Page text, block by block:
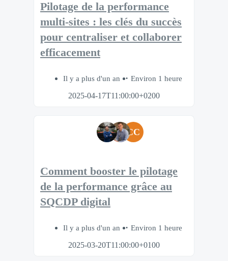
Pilotage de la performance
multi-sites : les clés du succès
pour centraliser et collaborer
efficacement
Il y a plus d'un an
Environ 1 heure
2025-04-17T11:00:00+0200
CC
Comment booster le pilotage
de la performance grâce au
SQCDP digital
Il y a plus d'un an
Environ 1 heure
2025-03-20T11:00:00+0100